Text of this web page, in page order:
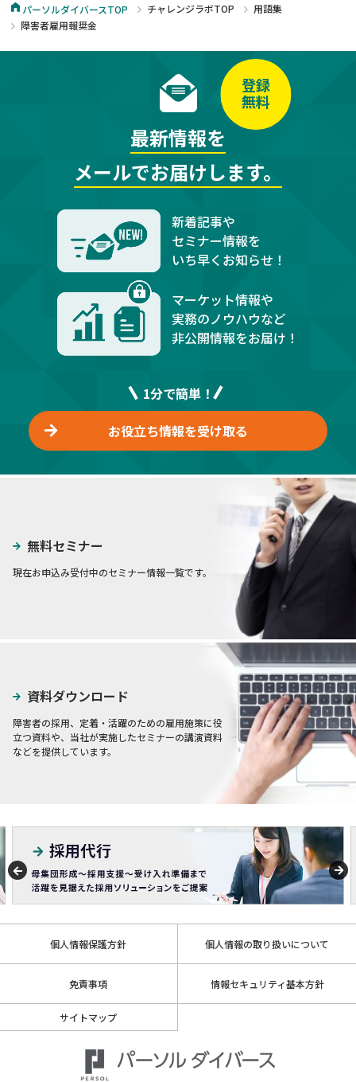
パーソルダイバースTOP チャレンジラボTOP
用語集
障害者雇用報奨金
最新情報を
メールでお届けします。
登録
無料
新着記事や
セミナー情報を
いち早くお知らせ！
マーケット情報や
実務のノウハウなど
非公開情報をお届け！
1分で簡単！
お役立ち情報を受け取る
無料セミナー
現在お申込み受付中のセミナー情報一覧です。
資料ダウンロード
障害者の採用、定着・活躍のための雇用施策に役
立つ資料や、当社が実施したセミナーの講演資料
などを提供しています。
個人情報保護方針 個人情報の取り扱いについて
免責事項 情報セキュリティ基本方針
サイトマップ